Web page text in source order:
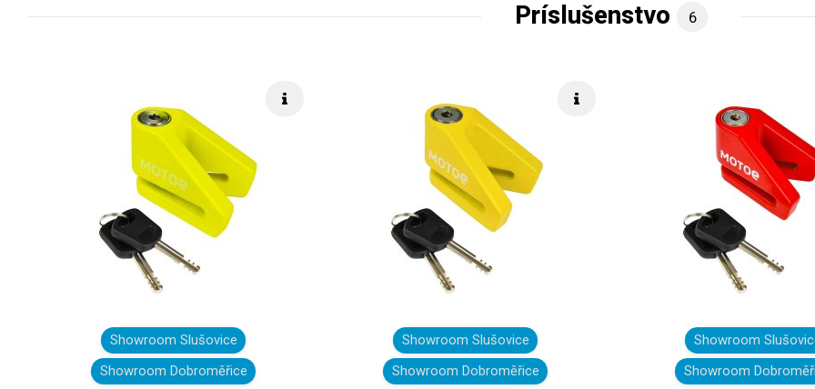
Príslušenstvo 6
Showroom Slušovice
Showroom Dobroměřice
Showroom Slušovice
Showroom Dobroměřice
Showroom
Showroom